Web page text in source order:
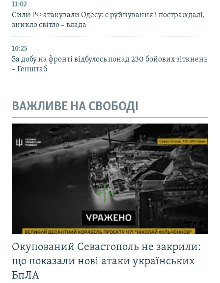
11:02
Сили РФ атакували Одесу: є руйнування і постраждалі,
зникло світло – влада
10:25
За добу на фронті відбулось понад 230 бойових зіткнень
– Генштаб
ВАЖЛИВЕ НА СВОБОДІ
Окупований Севастополь не закрили:
що показали нові атаки українських
БпЛА